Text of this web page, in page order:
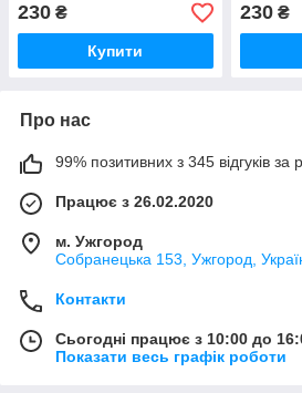
230 ₴
Купити
230₴
Про нас
99% позитивних з 345 відгуків за
Працює з 26.02.2020
м. Ужгород
Собранецька 153, Ужгород,
Контакти
Сьогодні працює з 10:00 до
Показати весь графік роботи